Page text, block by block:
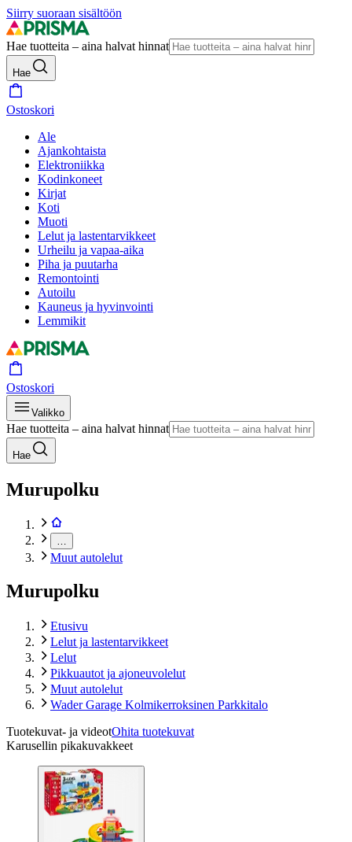
Siirry suoraan sisältöön
Hae tuotteita – aina halvat hinnat
Hae
Ostoskori
Ale
Ajankohtaista
Elektroniikka
Kodinkoneet
Kirjat
Koti
Muoti
Lelut ja lastentarvikkeet
Urheilu ja vapaa-aika
Piha ja puutarha
Remontointi
Autoilu
Kauneus ja hyvinvointi
Lemmikit
Ostoskori
Valikko
Hae tuotteita – aina halvat hinnat
Hae
Murupolku
Muut autolelut
Murupolku
Etusivu
Lelut ja lastentarvikkeet
Lelut
Pikkuautot ja ajoneuvolelut
Muut autolelut
Wader Garage Kolmikerroksinen Parkkitalo
Tuotekuvat- ja videotOhita tuotekuvat
Karusellin pikakuvakkeet